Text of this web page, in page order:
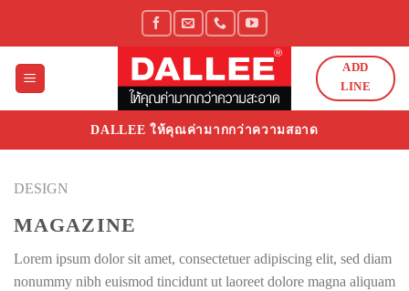
ADD
LINE
DALLEE ให้คุณค่ามากกว่าความสอาด
DESIGN
MAGAZINE
Lorem ipsum dolor sit amet, consectetuer adipiscing elit, sed diam
nonummy nibh euismod tincidunt ut laoreet dolore magna aliquam